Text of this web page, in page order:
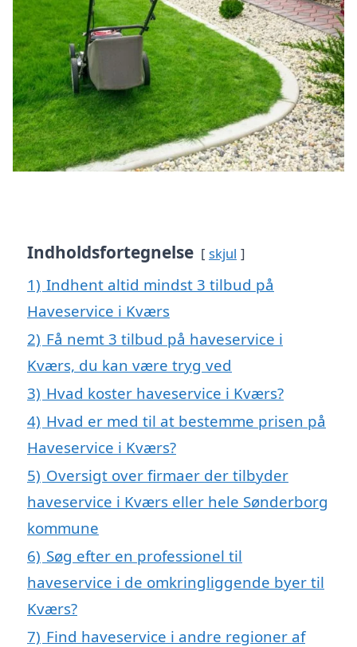
Indholdsfortegnelse skjul
1) Indhent altid mindst 3 tilbud på
Haveservice i Kværs
2) Få nemt 3 tilbud på haveservice i
Kværs, du kan være tryg ved
3) Hvad koster haveservice i Kværs?
4) Hvad er med til at bestemme prisen på
Haveservice i Kværs?
5) Oversigt over firmaer der tilbyder
haveservice i Kværs eller hele Sønderborg
kommune
6) Søg efter en professionel til
haveservice i de omkringliggende byer til
Kværs?
7) Find haveservice i andre regioner af